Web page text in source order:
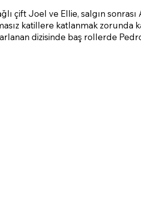
çift Joel ve Ellie, salgın sonrası
katillere katlanmak zorunda
dizisinde baş rollerde